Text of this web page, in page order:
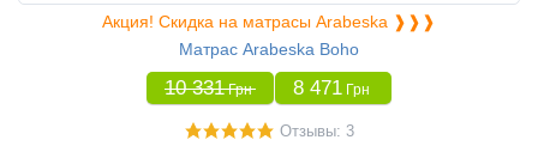
Акция! Скидка на матрасы Arabeska ❱❱❱
Матрас Arabeska Boho
10 331 Грн 8 471 Грн
Отзывы: 3